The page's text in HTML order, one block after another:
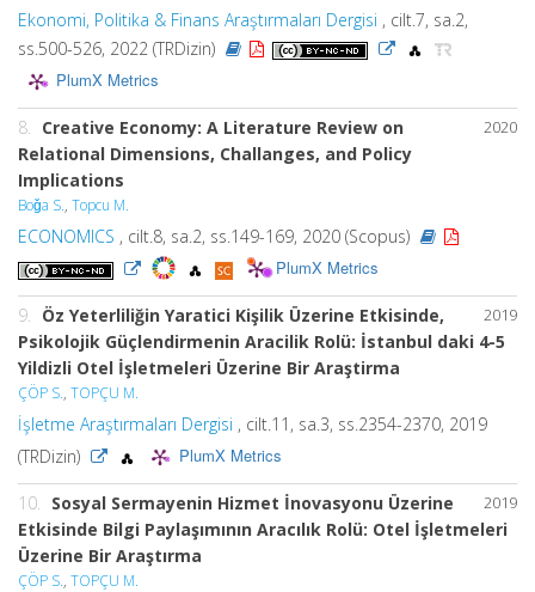
Ekonomi, Politika & Finans Araştırmaları Dergisi , cilt.7, sa.2,
ss.500-526, 2022 (TRDizin)
PlumX Metrics
2020
8. Creative Economy: A Literature Review on
Relational Dimensions, Challanges, and Policy
Implications
Boǧa S., Topcu M.
ECONOMICS , cilt.8, sa.2, ss.149-169, 2020 (Scopus)
PlumX Metrics
2019
9. Öz Yeterliliğin Yaratici Kişilik Üzerine Etkisinde,
Psikolojik Güçlendirmenin Aracilik Rolü: İstanbul daki 4-5
Yildizli Otel İşletmeleri Üzerine Bir Araştirma
ÇÖP S., TOPÇU M.
İşletme Araştırmaları Dergisi , cilt.11, sa.3, ss.2354-2370, 2019
(TRDizin)
PlumX Metrics
2019
10. Sosyal Sermayenin Hizmet İnovasyonu Üzerine
Etkisinde Bilgi Paylaşımının Aracılık Rolü: Otel İşletmeleri
Üzerine Bir Araştırma
ÇÖP S., TOPÇU M.